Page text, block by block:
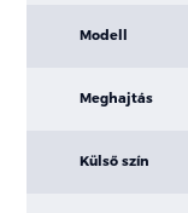
Modell
Meghajtás
Külső szín